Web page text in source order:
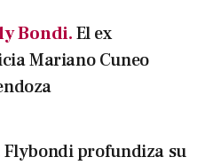
Bondi.El ex
Mariano Cuneo
Flybondi profundiza su